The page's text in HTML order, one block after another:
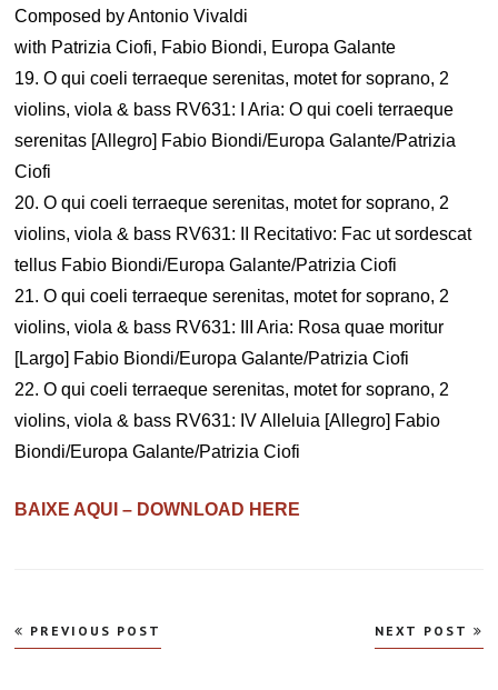
Composed by Antonio Vivaldi
with Patrizia Ciofi, Fabio Biondi, Europa Galante
19. O qui coeli terraeque serenitas, motet for soprano, 2
violins, viola & bass RV631: I Aria: O qui coeli terraeque
serenitas [Allegro] Fabio Biondi/Europa Galante/Patrizia
Ciofi
20. O qui coeli terraeque serenitas, motet for soprano, 2
violins, viola & bass RV631: II Recitativo: Fac ut sordescat
tellus Fabio Biondi/Europa Galante/Patrizia Ciofi
21. O qui coeli terraeque serenitas, motet for soprano, 2
violins, viola & bass RV631: III Aria: Rosa quae moritur
[Largo] Fabio Biondi/Europa Galante/Patrizia Ciofi
22. O qui coeli terraeque serenitas, motet for soprano, 2
violins, viola & bass RV631: IV Alleluia [Allegro] Fabio
Biondi/Europa Galante/Patrizia Ciofi
BAIXE AQUI – DOWNLOAD HERE
Navegação
de
PREVIOUS POST NEXT POST